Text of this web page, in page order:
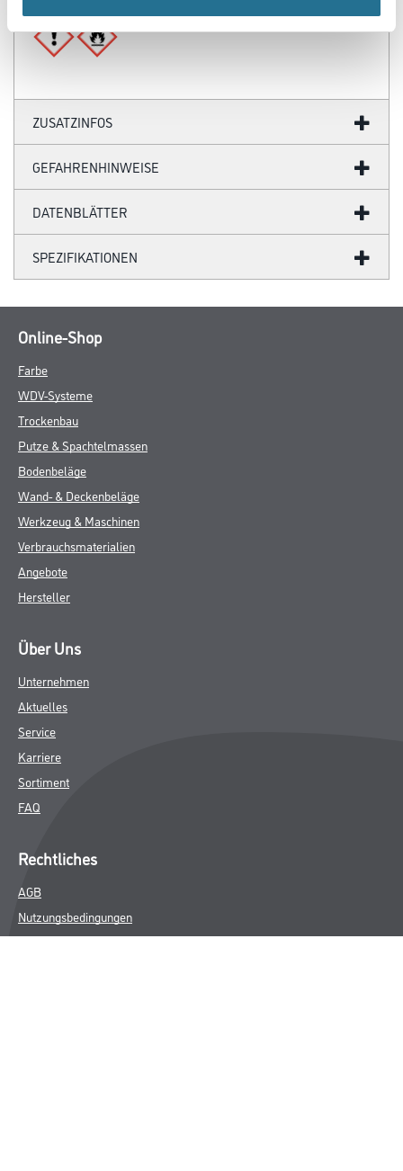
ZUSATZINFOS
GEFAHRENHINWEISE
DATENBLÄTTER
SPEZIFIKATIONEN
Online-Shop
Farbe
WDV-Systeme
Trockenbau
Putze & Spachtelmassen
Bodenbeläge
Wand- & Deckenbeläge
Werkzeug & Maschinen
Verbrauchsmaterialien
Angebote
Hersteller
Über Uns
Unternehmen
Aktuelles
Service
Karriere
Sortiment
FAQ
Rechtliches
AGB
Nutzungsbedingungen
Logistik- und Servicepreisliste